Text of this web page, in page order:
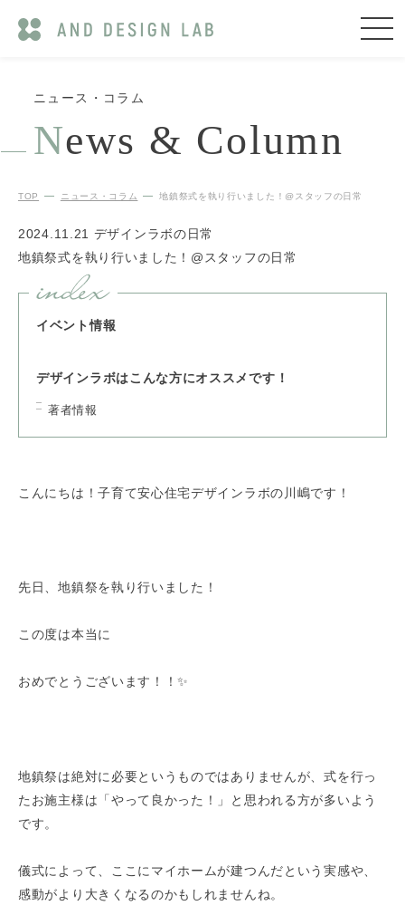
ニュース・コラム
News & Column
TOP ニュース・コラム 地鎮祭式を執り行いました！@スタッフの日常
2024.11.21 デザインラボの日常
地鎮祭式を執り行いました！@スタッフの日常
イベント情報
デザインラボはこんな方にオススメです！
著者情報
こんにちは！子育て安心住宅デザインラボの川嶋です！
先日、地鎮祭を執り行いました！
この度は本当に
おめでとうございます！！✨
地鎮祭は絶対に必要というものではありませんが、式を行っ
たお施主様は「やって良かった！」と思われる方が多いよう
です。
儀式によって、ここにマイホームが建つんだという実感や、
感動がより大きくなるのかもしれませんね。